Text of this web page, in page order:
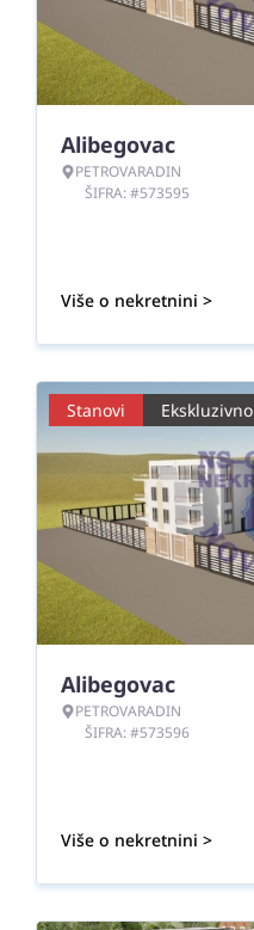
Alibegovac
PETROVARADIN
ŠIFRA: #573595
Više o nekretnini >
Stanovi Ekskluzivno
Alibegovac
PETROVARADIN
ŠIFRA: #573596
Više o nekretnini >